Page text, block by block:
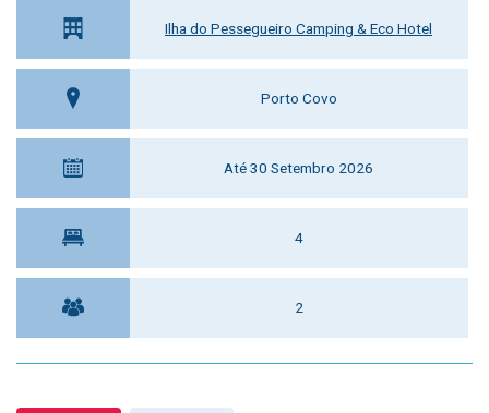
Ilha do Pessegueiro Camping & Eco Hotel
Porto Covo
Até 30 Setembro 2026
4
2